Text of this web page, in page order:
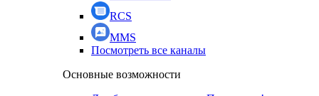
RCS
MMS
Посмотреть все каналы
Основные возможности